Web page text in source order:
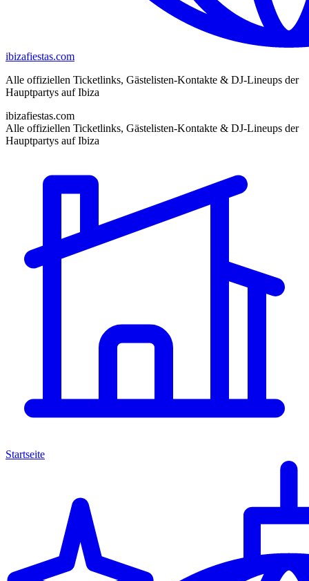
ibizafiestas.com
Alle offiziellen Ticketlinks, Gästelisten-Kontakte & DJ-Lineups der
Hauptpartys auf Ibiza
ibizafiestas.com
Alle offiziellen Ticketlinks, Gästelisten-Kontakte & DJ-Lineups der
Hauptpartys auf Ibiza
Startseite